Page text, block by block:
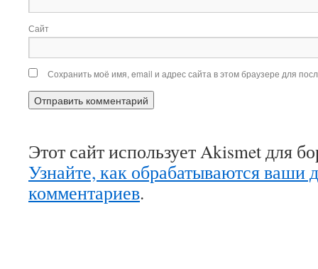
Сайт
Сохранить моё имя, email и адрес сайта в этом браузере для
Этот сайт использует Akismet для
Узнайте, как обрабатываются ваши
комментариев.